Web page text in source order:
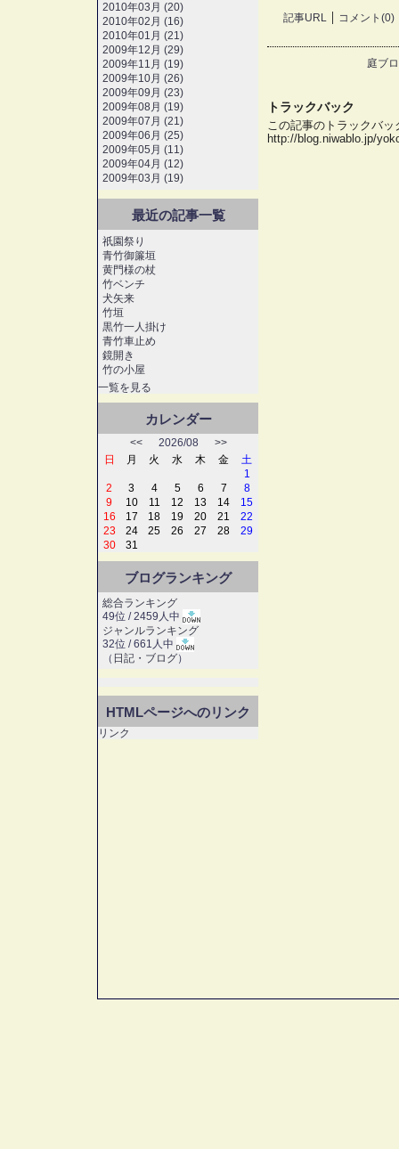
記事URL コメント(0)
庭ブ
トラックバック
この記事のトラックバッ
http://blog.niwablo.jp/
2010年03月 (20)
2010年02月 (16)
2010年01月 (21)
2009年12月 (29)
2009年11月 (19)
2009年10月 (26)
2009年09月 (23)
2009年08月 (19)
2009年07月 (21)
2009年06月 (25)
2009年05月 (11)
2009年04月 (12)
2009年03月 (19)
最近の記事一覧
祇園祭り
青竹御簾垣
黄門様の杖
竹ベンチ
犬矢来
竹垣
黒竹一人掛け
青竹車止め
鏡開き
竹の小屋
一覧を見る
カレンダー
<<2026/08 >>
日
月 火 水 木 金
土
1
2
3 4 5 6 7
8
9
10 11 12 13 14
15
16
17 18 19 20 21
22
23
24 25 26 27 28
29
30
31
ブログランキング
総合ランキング
49位 / 2459人中
ジャンルランキング
32位 / 661人中
（ 日記・ブログ）
HTMLページへのリンク
リンク